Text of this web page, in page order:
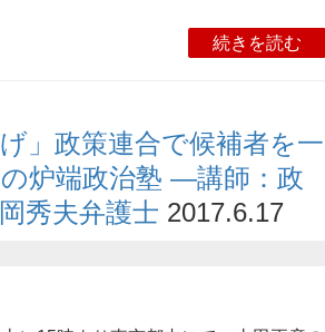
続きを読む
」政策連合で候補者を一
炉端政治塾 ―講師：政
秀夫弁護士 2017.6.17